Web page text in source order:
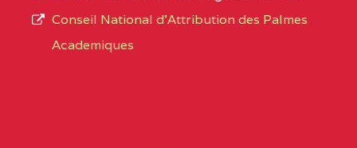
CENTRE
COLLEGE PRIVE
d’éducation
de
Conseil National d'Attribution des Palmes
Academiques